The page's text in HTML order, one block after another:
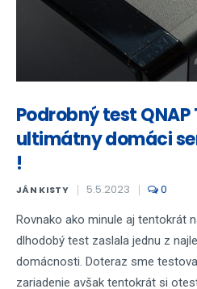
Podrobný test QNAP
ultimátny domáci
!
JÁN KISTY 5.5.2023 0
Rovnako ako minule aj tentokrát
dlhodobý test zaslala jednu z
domácnosti. Doteraz sme
zariadenie avšak tentokrát si